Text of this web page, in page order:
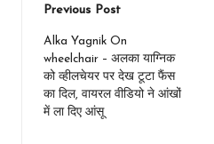
Post
navigation
Previous Post
Alka Yagnik On
wheelchair – अलका याग्निक
को व्हीलचेयर पर देख टूटा फैंस
का दिल, वायरल वीडियो ने आंखों
में ला दिए आंसू